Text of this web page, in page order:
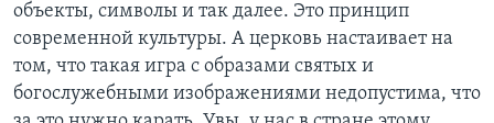
объекты, символы и так далее. Это принцип
современной культуры. А церковь настаивает на
том, что такая игра с образами святых и
богослужебными изображениями недопустима, что